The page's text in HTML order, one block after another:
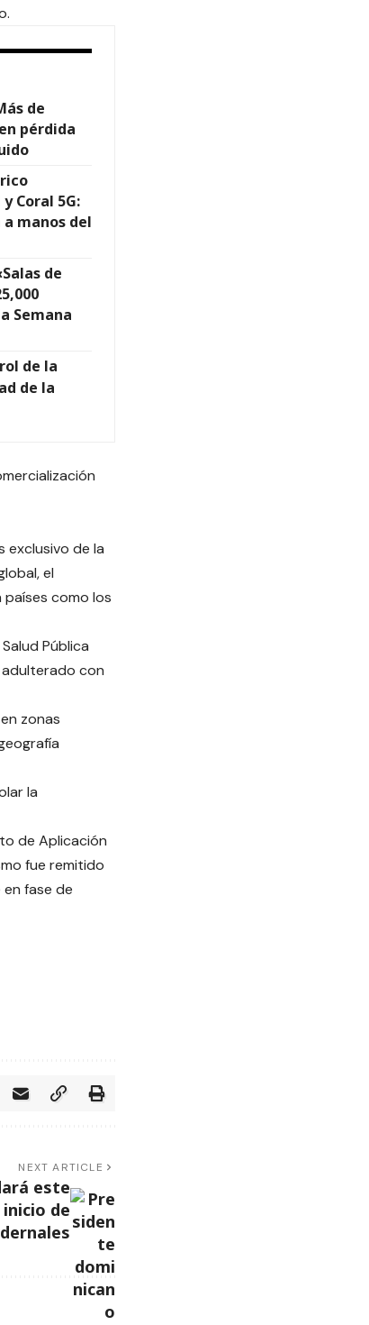
de
pérdida
Coral 5G:
a manos del
de
Semana
de la
de la
exclusivo de la
el
países como los
Pública
con
zonas
la
de Aplicación
fue remitido
fase de
NEXT ARTICLE
este
de